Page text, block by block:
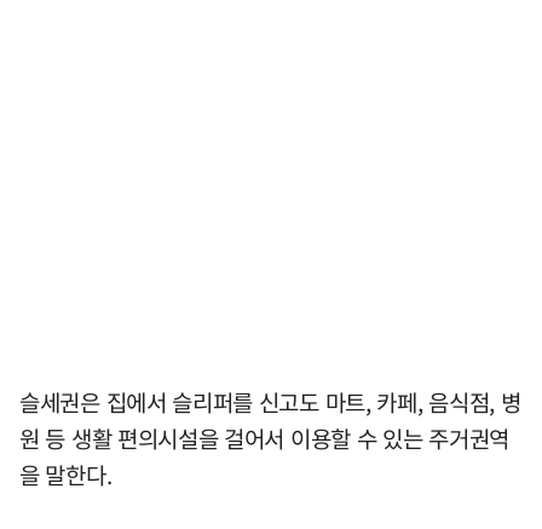
슬세권은 집에서 슬리퍼를 신고도 마트, 카페, 음식점, 병
원 등 생활 편의시설을 걸어서 이용할 수 있는 주거권역
을 말한다.